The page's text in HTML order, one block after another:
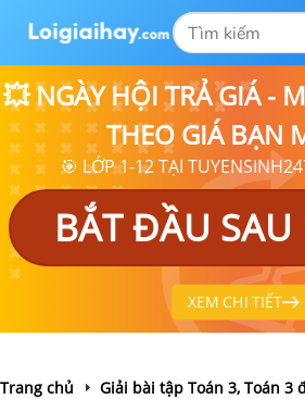
💥 NGÀY HỘI TRẢ GIÁ -
THEO GIÁ BẠN
🎯 LỚP 1-12 TẠI
BẮT ĐẦU SAU
XEM CHI TIẾT
Trang chủ
Giải bài tập Toán 3, Toán 3